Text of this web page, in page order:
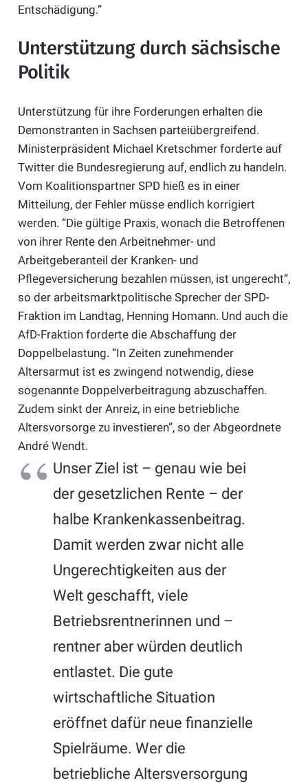
Entschädigung.”
Unterstützung durch sächsische
Politik
Unterstützung für ihre Forderungen erhalten die
Demonstranten in Sachsen parteiübergreifend.
Ministerpräsident Michael Kretschmer forderte auf
Twitter die Bundesregierung auf, endlich zu handeln.
Vom Koalitionspartner SPD hieß es in einer
Mitteilung, der Fehler müsse endlich korrigiert
werden. “Die gültige Praxis, wonach die Betroffenen
von ihrer Rente den Arbeitnehmer- und
Arbeitgeberanteil der Kranken- und
Pflegeversicherung bezahlen müssen, ist ungerecht”,
so der arbeitsmarktpolitische Sprecher der SPD-
Fraktion im Landtag, Henning Homann. Und auch die
AfD-Fraktion forderte die Abschaffung der
Doppelbelastung. “In Zeiten zunehmender
Altersarmut ist es zwingend notwendig, diese
sogenannte Doppelverbeitragung abzuschaffen.
Zudem sinkt der Anreiz, in eine betriebliche
Altersvorsorge zu investieren”, so der Abgeordnete
André Wendt.
Unser Ziel ist – genau wie bei
der gesetzlichen Rente – der
halbe Krankenkassenbeitrag.
Damit werden zwar nicht alle
Ungerechtigkeiten aus der
Welt geschafft, viele
Betriebsrentnerinnen und –
rentner aber würden deutlich
entlastet. Die gute
wirtschaftliche Situation
eröffnet dafür neue finanzielle
Spielräume. Wer die
betriebliche Altersversorgung